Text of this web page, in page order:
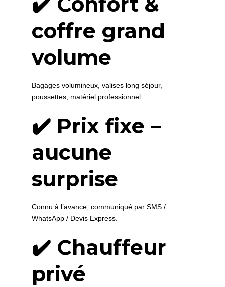
coffre grand
volume
Bagages volumineux, valises long séjour,
poussettes, matériel professionnel.
✔️ Prix fixe –
aucune
surprise
Connu à l’avance, communiqué par SMS /
WhatsApp / Devis Express.
✔️ Chauffeur
privé